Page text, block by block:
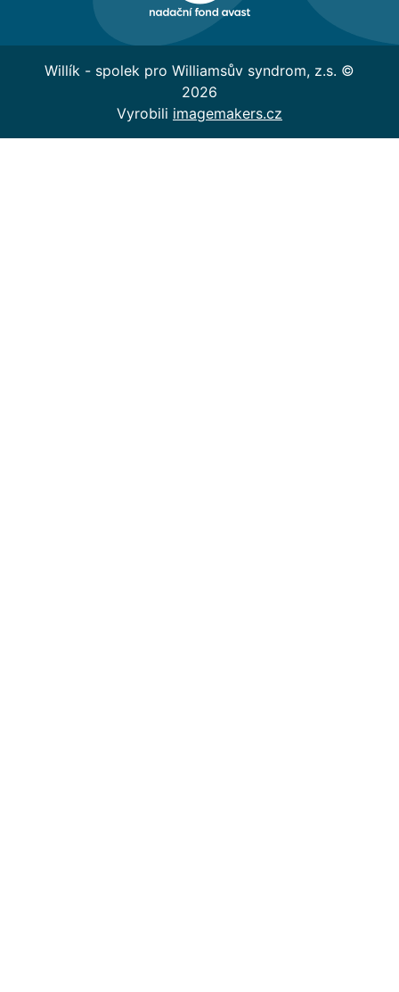
Podzimní pobyt
v Pluhově Žďáru
obrazem
Willík - spolek pro Williamsův syndrom, z.s. ©
2026
Vyrobili imagemakers.cz